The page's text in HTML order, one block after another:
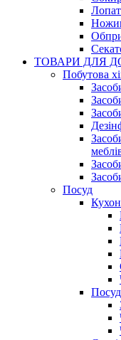
ТОВАРИ ДЛЯ
Побутова
Посуд